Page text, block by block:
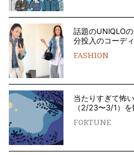
話題のUNIQLO
分投入のコーデ
FASHION
当たりすぎて怖
（2/23〜3/1）
FORTUNE